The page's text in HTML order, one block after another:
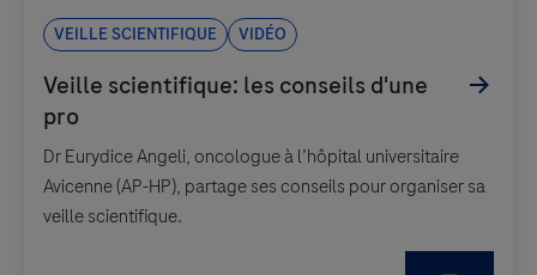
Veille scientifique Vidéo
Dr Eurydice Angeli, oncologue à l’hôpital universitaire
Avicenne (AP-HP), partage ses conseils pour organiser sa
veille scientifique.